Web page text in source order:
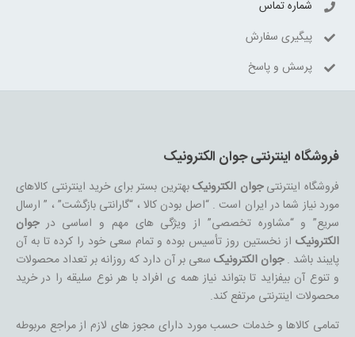
شماره تماس
پیگیری سفارش
پرسش و پاسخ
فروشگاه اینترنتی جوان الکترونیک
فروشگاه اینترنتیجوان الکترونیکبهترین بستر برای خرید اینترنتی کالاهای
مورد نیاز شما در ایران است . “اصل بودن کالا ، “گارانتی بازگشت” ، ” ارسال
سریع” و “مشاوره تخصصی” از ویژگی های مهم و اساسی درجوان
الکترونیکاز نخستین روز تأسیس بوده و تمام سعی خود را کرده تا به آن
پایبند باشد .جوان الکترونیکسعی بر آن دارد که روزانه بر تعداد محصولات
و تنوع آن بیفزاید تا بتواند نیاز همه ی افراد با هر نوع سلیقه را در خرید
محصولات اینترنتی مرتفع کند.
تمامی کالاها و خدمات حسب مورد دارای مجوز های لازم از مراجع مربوطه